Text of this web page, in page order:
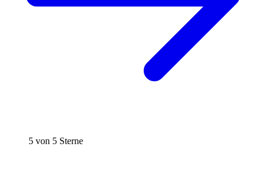
5 von 5 Sterne